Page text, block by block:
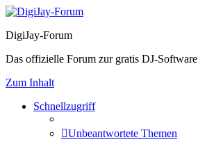
DigiJay-Forum
Das offizielle Forum zur gratis DJ-Software
Zum Inhalt
Schnellzugriff
Unbeantwortete Themen